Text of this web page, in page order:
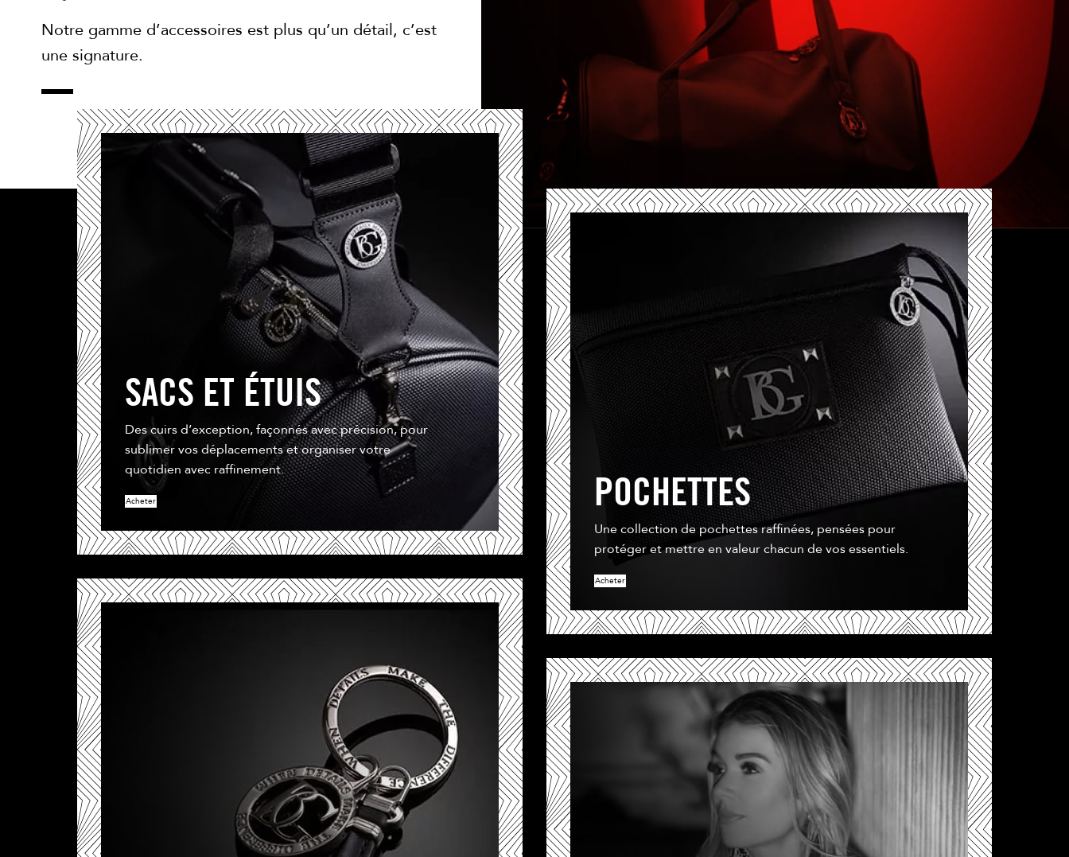
Notre gamme d’accessoires est plus qu’un détail, c’est
une signature.
SACS ET ÉTUIS
Des cuirs d’exception, façonnés avec précision, pour
sublimer vos déplacements et organiser votre
quotidien avec raffinement.
Acheter POCHETTES
Une collection de pochettes raffinées, pensées pour
protéger et mettre en valeur chacun de vos essentiels.
Acheter